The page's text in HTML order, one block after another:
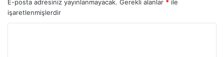
E-posta adresiniz yayınlanmayacak. Gerekli alanlar * ile
işaretlenmişlerdir